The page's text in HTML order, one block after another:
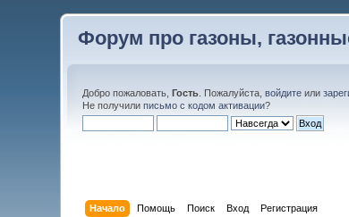
Форум про газоны,
Добро пожаловать,Гость . Пожалуйста,войдите или
Не получилиписьмо с кодом активации?
Начало Помощь Поиск Вход Регистрация